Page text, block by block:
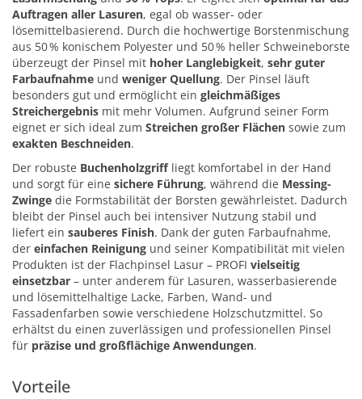
Auftragen aller Lasuren, egal ob wasser- oder
lösemittelbasierend. Durch die hochwertige Borstenmischung
aus 50 % konischem Polyester und 50 % heller Schweineborste
überzeugt der Pinsel mit hoher Langlebigkeit, sehr guter
Farbaufnahme und weniger Quellung. Der Pinsel läuft
besonders gut und ermöglicht ein gleichmäßiges
Streichergebnis mit mehr Volumen. Aufgrund seiner Form
eignet er sich ideal zum Streichen großer Flächen sowie zum
exakten Beschneiden.
Der robuste Buchenholzgriffliegt komfortabel in der Hand
und sorgt für eine sichere Führung, während die Messing-
Zwinge die Formstabilität der Borsten gewährleistet. Dadurch
bleibt der Pinsel auch bei intensiver Nutzung stabil und
liefert ein sauberes Finish. Dank der guten Farbaufnahme,
der einfachen Reinigung und seiner Kompatibilität mit vielen
Produkten ist der Flachpinsel Lasur – PROFI vielseitig
einsetzbar – unter anderem für Lasuren, wasserbasierende
und lösemittelhaltige Lacke, Farben, Wand- und
Fassadenfarben sowie verschiedene Holzschutzmittel. So
erhältst du einen zuverlässigen und professionellen Pinsel
für präzise und großflächige Anwendungen.
Vorteile